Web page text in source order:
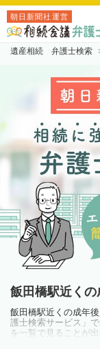
朝日新聞社運営
遺産相続 弁護士検索
飯田橋駅近く
飯田橋駅近くの成年
護士検索サービス」
を一覧で見ることが
は一度近隣の弁護士